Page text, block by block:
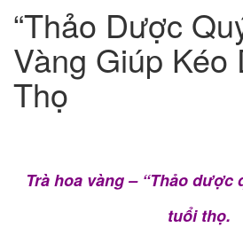
“Thảo Dược
Vàng Giúp Kéo
Thọ
Trà hoa vàng – “Thảo dược
tuổi thọ.